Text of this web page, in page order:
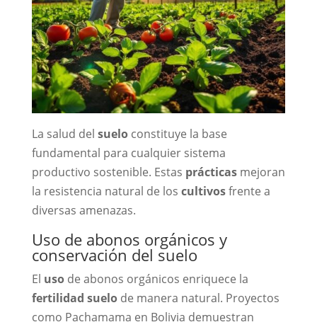
La salud del sueloconstituye la base
fundamental para cualquier sistema
productivo sostenible. Estas prácticasmejoran
la resistencia natural de los cultivosfrente a
diversas amenazas.
Uso de abonos orgánicos y
conservación del suelo
El usode abonos orgánicos enriquece la
fertilidad suelode manera natural. Proyectos
como Pachamama en Bolivia demuestran